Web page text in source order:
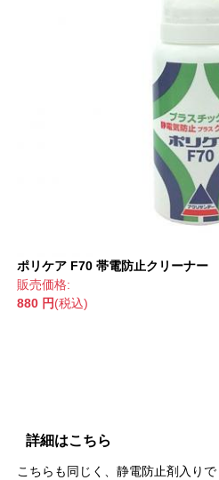
ポリケア F70 帯電防止クリーナー
販売価格:
880 円(税込)
詳細はこちら
こちらも同じく、静電防止剤入りで